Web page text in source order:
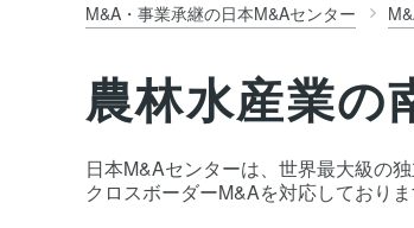
M&A・事業承継の日本M&Aセンター
農林水産業の
日本M&Aセンターは、世界最大級の
クロスボーダーM&Aを対応しておりま